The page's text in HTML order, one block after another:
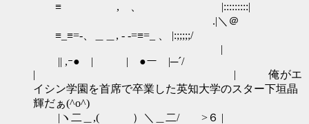
≡ , 、 |:::::::::|
.|＼＠
≡_≡=-、＿＿, - -=≡=_ 、 |:;;;;;/
|
|| ,ｰ● | | ●ー |─´/
| | 俺がエ
イシン学園を首席で卒業した英知大学のスター下垣晶
輝だぁ(^o^)
|ヽ二＿,( ）＼＿二/ >６ |